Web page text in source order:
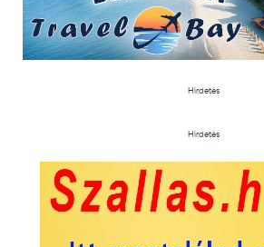
Hirdetés
Hirdetés